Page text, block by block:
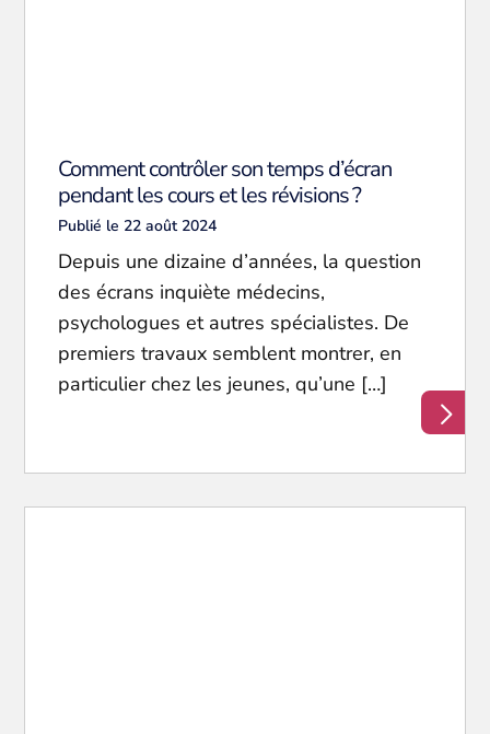
Comment contrôler son temps d’écran
pendant les cours et les révisions ?
Publié le 22 août 2024
Depuis une dizaine d’années, la question
des écrans inquiète médecins,
psychologues et autres spécialistes. De
premiers travaux semblent montrer, en
particulier chez les jeunes, qu’une […]